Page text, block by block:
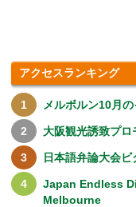
アクセスランキング
メルボルン10月
大阪観光誘致プロ
日本語弁論大会
Japan Endless
Melbourne